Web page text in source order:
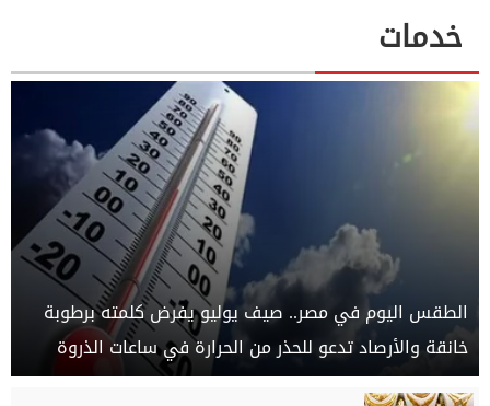
خدمات
الطقس اليوم في مصر.. صيف يوليو يفرض كلمته برطوبة
خانقة والأرصاد تدعو للحذر من الحرارة في ساعات الذروة